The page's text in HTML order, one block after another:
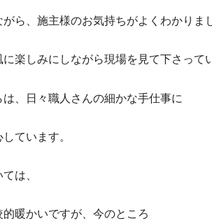
ら、施主様のお気持ちがよくわかりま
楽しみにしながら現場を見て下さって
、日々職人さんの細かな手仕事に
ています。
は、
暖かいですが、今のところ